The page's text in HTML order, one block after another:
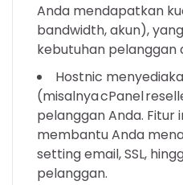
Anda mendapatkan
bandwidth, akun),
kebutuhan pelanggan
Hostnic
(misalnya cPanel
pelanggan Anda. Fitur
membantu Anda
setting email, SSL,
pelanggan.